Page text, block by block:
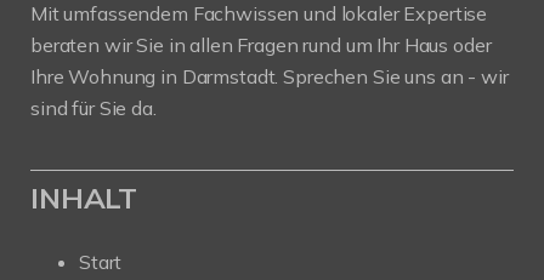
Mit umfassendem Fachwissen und lokaler Expertise
beraten wir Sie in allen Fragen rund um Ihr Haus oder
Ihre Wohnung in Darmstadt. Sprechen Sie uns an - wir
sind für Sie da.
INHALT
Start